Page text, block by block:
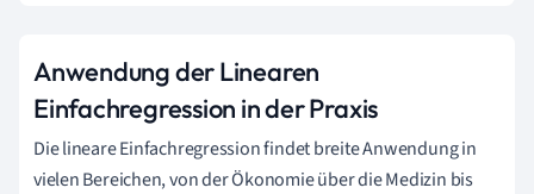
Anwendung der Linearen
Einfachregression in der Praxis
Die lineare Einfachregression findet breite Anwendung in
vielen Bereichen, von der Ökonomie über die Medizin bis